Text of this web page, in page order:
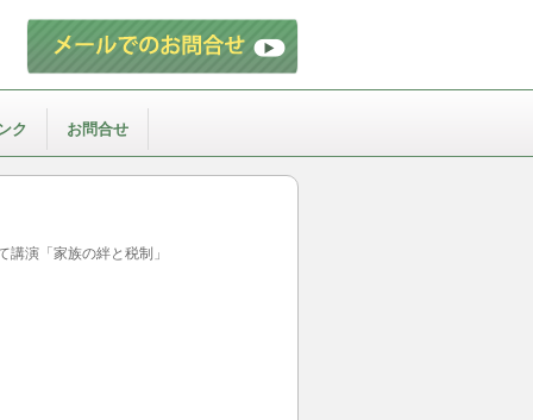
ク お問合せ
演「家族の絆と税制」